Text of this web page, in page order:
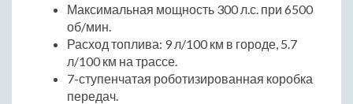
Максимальная мощность 300 л.с. при 6500
об/мин.
Расход топлива: 9 л/100 км в городе, 5.7
л/100 км на трассе.
7-ступенчатая роботизированная коробка
передач.